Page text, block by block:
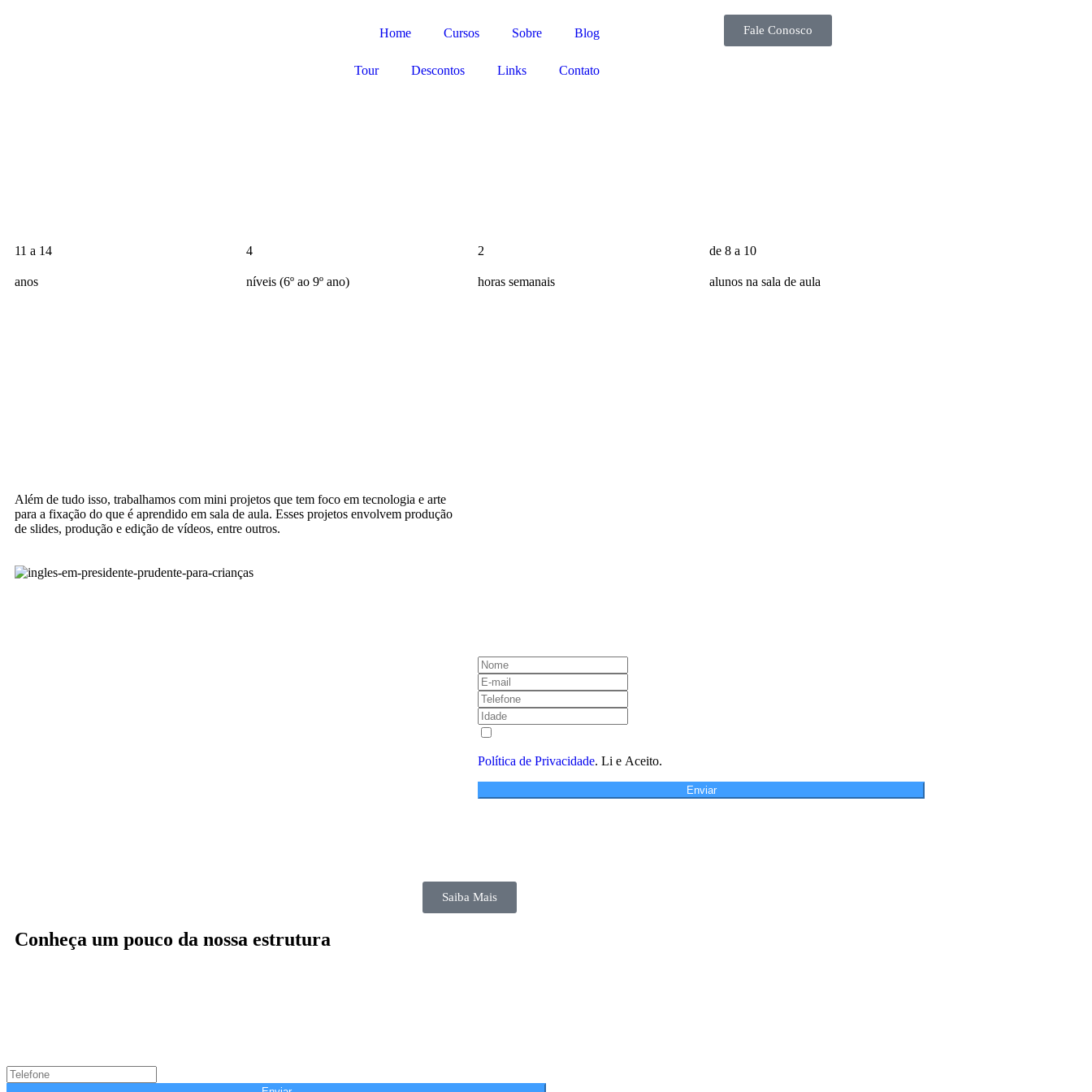
Home Cursos Sobre Blog
Tour Descontos Links Contato
Fale Conosco
11 a 14
anos
4
níveis (6º ao 9º ano)
2
horas semanais
de 8 a 10
alunos na sala de aula
Além de tudo isso, trabalhamos com mini projetos que tem foco em tecnologia e arte
para a fixação do que é aprendido em sala de aula. Esses projetos envolvem produção
de slides, produção e edição de vídeos, entre outros.
Política de Privacidade. Li e Aceito.
Enviar
Saiba Mais
Conheça um pouco da nossa estrutura